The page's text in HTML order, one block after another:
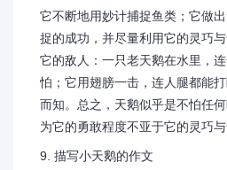
它不断地用妙计捕捉鱼类；它做
捉的成功，并尽量利用它的灵巧
它的敌人：一只老天鹅在水里，
怕；它用翅膀一击，连人腿都能
而知。总之，天鹅似乎是不怕任
为它的勇敢程度不亚于它的灵巧与
9. 描写小天鹅的作文